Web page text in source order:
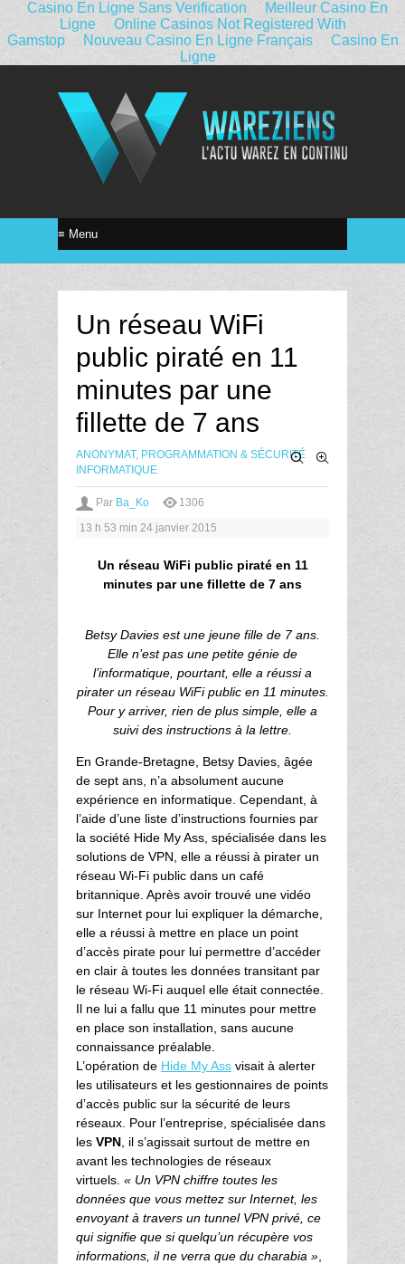
Casino En Ligne Sans Verification
Meilleur Casino En
Ligne
Online Casinos Not Registered With
Gamstop
Nouveau Casino En Ligne Français
Casino En
Ligne
Un réseau WiFi
public piraté en 11
minutes par une
fillette de 7 ans
ANONYMAT, PROGRAMMATION & SÉCURITÉ
INFORMATIQUE
Par Ba_Ko
1306
13 h 53 min 24 janvier 2015
Un réseau WiFi public piraté en 11
minutes par une fillette de 7 ans
Betsy Davies est une jeune fille de 7 ans.
Elle n’est pas une petite génie de
l’informatique, pourtant, elle a réussi a
pirater un réseau WiFi public en 11 minutes.
Pour y arriver, rien de plus simple, elle a
suivi des instructions à la lettre.
En Grande-Bretagne, Betsy Davies, âgée
de sept ans, n’a absolument aucune
expérience en informatique. Cependant, à
l’aide d’une liste d’instructions fournies par
la société Hide My Ass, spécialisée dans les
solutions de VPN, elle a réussi à pirater un
réseau Wi-Fi public dans un café
britannique. Après avoir trouvé une vidéo
sur Internet pour lui expliquer la démarche,
elle a réussi à mettre en place un point
d’accès pirate pour lui permettre d’accéder
en clair à toutes les données transitant par
le réseau Wi-Fi auquel elle était connectée.
Il ne lui a fallu que 11 minutes pour mettre
en place son installation, sans aucune
connaissance préalable.
L’opération de Hide My Ass visait à alerter
les utilisateurs et les gestionnaires de points
d’accès public sur la sécurité de leurs
réseaux. Pour l’entreprise, spécialisée dans
les VPN , il s’agissait surtout de mettre en
avant les technologies de réseaux
virtuels. « Un VPN chiffre toutes les
données que vous mettez sur Internet, les
envoyant à travers un tunnel VPN privé, ce
qui signifie que si quelqu’un récupère vos
informations, il ne verra que du charabia »